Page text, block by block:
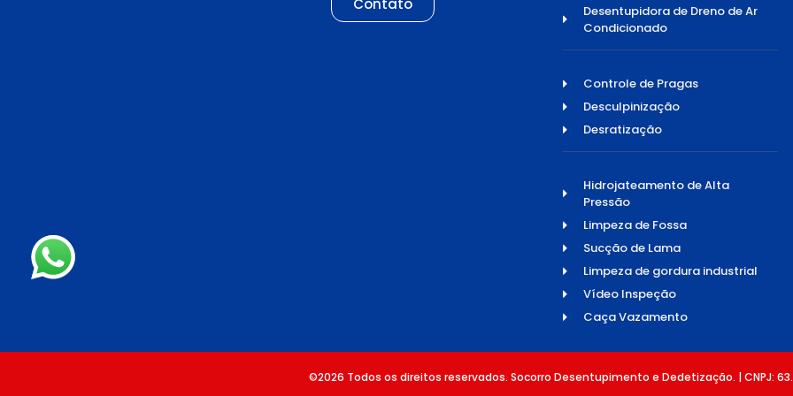
Contato
Desentupidora de Dreno de Ar
Condicionado
Controle de Pragas
Desculpinização
Desratização
Hidrojateamento de Alta
Pressão
Limpeza de Fossa
Sucção de Lama
Limpeza de gordura industrial
Vídeo Inspeção
Caça Vazamento
©2026 Todos os direitos reservados. Socorro Desentupimento e Dedetização. | CNPJ: